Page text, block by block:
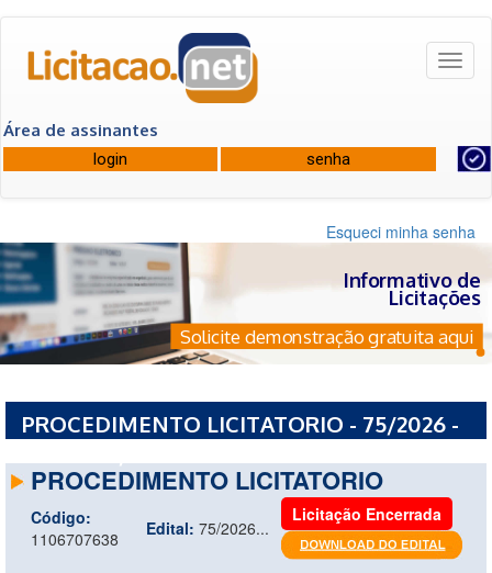
Área de assinantes
Esqueci minha senha
Informativo de
Licitações
Solicite demonstração gratuita aqui
PROCEDIMENTO LICITATORIO - 75/2026 -
PROCEDIMENTO LICITATORIO
Código:
1106707638
Edital: 75/2026...
Licitação Encerrada